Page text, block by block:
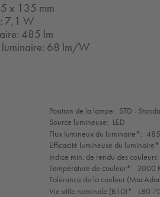
x 135 mm
7,1 W
485 lm
luminaire: 68 lm/W
Sélection
de
mode
Position de la lampe: STD -
Source lumineuse: LED
Flux lumineux du luminaire*:
Efficacité lumineuse du
Indice min. de rendu des couleurs:
Température de couleur*: 3000
Tolérance de la couleur
Vie utile nominale (B10)*: L80